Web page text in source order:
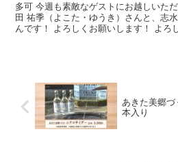
多可 今週も素敵なゲストにお越しいた
田 祐季（よこた・ゆうき）さんと、志
んです！ よろしくお願いします！ よろ
あきた美郷
本入り